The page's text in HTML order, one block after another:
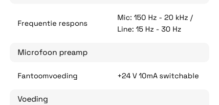
Frequentie respons
Mic: 150 Hz - 20 kHz /
Line: 15 Hz - 30 Hz
Microfoon preamp
Fantoomvoeding +24 V 10mA switchable
Voeding